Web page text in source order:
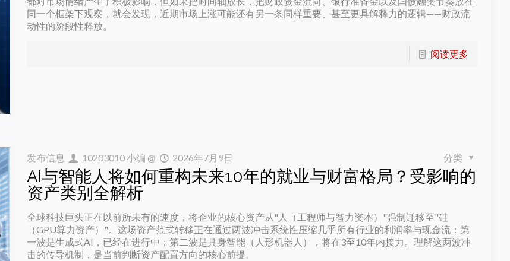
同一个框架下观察，就会发现，近期市场上涨可能还有另一条同样重要、甚至更具解释力的逻辑——财政流
动性的阶段性释放。
阅读更多
发布信息 10203010 小编 @ 2026年7月9日 分类
AI与智能人将如何重构未来10年的就业与财富格局？受影响的
资产类别全解析
全球科技巨头正在以前所未有的速度，将企业的核心资产从"人（工程师与智力资本）"强制迁移至"硅
（GPU算力资产）"。这场资产范式转移正在通过两波冲击系统性压缩几乎所有行业的利润率与现金流：第
一波是生成式AI，已经在进行中；第二波是具身智能（人形机器人），将在3至10年内接力。理解这两波冲
击的传导机制，是当前判断资产配置方向的核心前提。